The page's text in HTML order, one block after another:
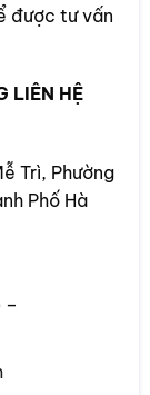
được tư vấn
LIÊN HỆ
Trì, Phường
Phố Hà
–